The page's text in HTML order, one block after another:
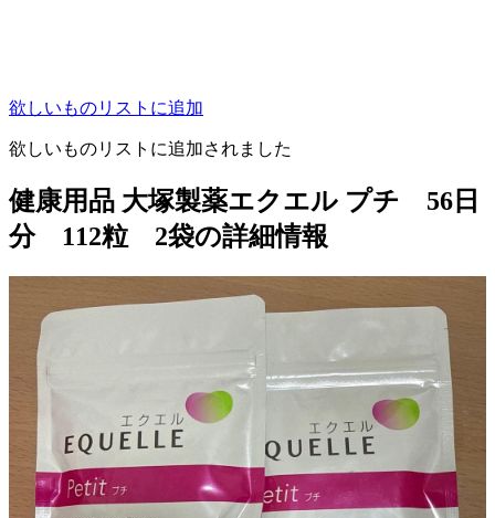
欲しいものリストに追加
欲しいものリストに追加されました
健康用品 大塚製薬エクエル プチ 56日
分 112粒 2袋の詳細情報